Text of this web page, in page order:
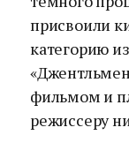
присвоили
категорию
фильмом и
режиссеру